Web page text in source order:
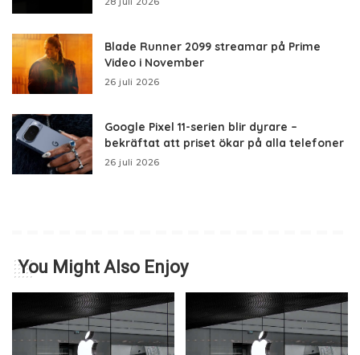
Blade Runner 2099 streamar på Prime
Video i November
26 juli 2026
Google Pixel 11-serien blir dyrare –
bekräftat att priset ökar på alla telefoner
26 juli 2026
You Might Also Enjoy